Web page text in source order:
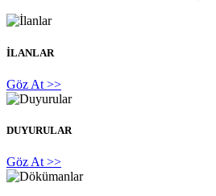
İLANLAR
Göz At >>
DUYURULAR
Göz At >>